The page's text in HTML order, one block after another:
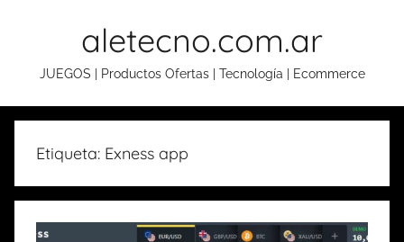
aletecno.com.ar
JUEGOS | Productos Ofertas | Tecnología | Ecommerce
Etiqueta: Exness app